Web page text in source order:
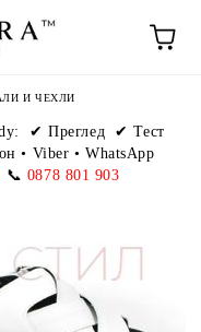
И ЧЕХЛИ
✔ Преглед ✔ Тест
• Viber • WhatsApp
📞 0878 801 903